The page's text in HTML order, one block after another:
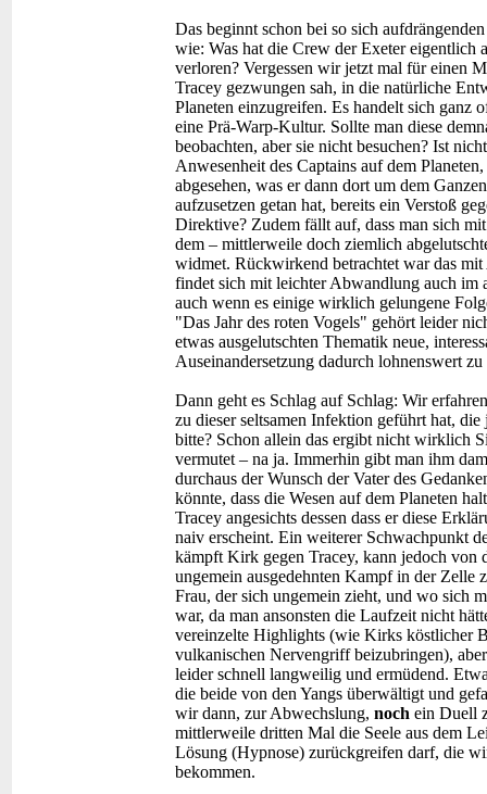
Das beginnt schon bei so sich
wie: Was hat die Crew der Exeter eigentlich
verloren? Vergessen wir jetzt mal für einen
Tracey gezwungen sah, in die natürliche
Planeten einzugreifen. Es handelt sich ganz
eine Prä-Warp-Kultur. Sollte man diese
beobachten, aber sie nicht besuchen? Ist
Anwesenheit des Captains auf dem
abgesehen, was er dann dort um dem
aufzusetzen getan hat, bereits ein Verstoß
Direktive? Zudem fällt auf, dass man sich
dem – mittlerweile doch ziemlich
widmet. Rückwirkend betrachtet war das
findet sich mit leichter Abwandlung auch im
auch wenn es einige wirklich gelungene
"Das Jahr des roten Vogels" gehört leider
etwas ausgelutschten Thematik neue,
Auseinandersetzung dadurch lohnenswert zu
Dann geht es Schlag auf Schlag: Wir
zu dieser seltsamen Infektion geführt hat,
bitte? Schon allein das ergibt nicht wirklich
vermutet – na ja. Immerhin gibt man ihm
durchaus der Wunsch der Vater des
könnte, dass die Wesen auf dem Planeten
Tracey angesichts dessen dass er diese
naiv erscheint. Ein weiterer Schwachpunkt
kämpft Kirk gegen Tracey, kann jedoch von
ungemein ausgedehnten Kampf in der Zelle
Frau, der sich ungemein zieht, und wo sich
war, da man ansonsten die Laufzeit nicht
vereinzelte Highlights (wie Kirks köstlicher
vulkanischen Nervengriff beizubringen),
leider schnell langweilig und ermüdend.
die beide von den Yangs überwältigt und
wir dann, zur Abwechslung, noch ein Duell
mittlerweile dritten Mal die Seele aus dem
Lösung (Hypnose) zurückgreifen darf, die
bekommen.